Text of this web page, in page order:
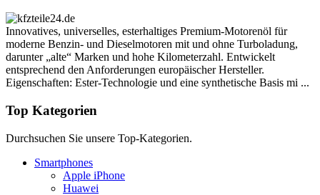
Innovatives, universelles, esterhaltiges Premium-Motorenöl für
moderne Benzin- und Dieselmotoren mit und ohne Turboladung,
darunter „alte“ Marken und hohe Kilometerzahl. Entwickelt
entsprechend den Anforderungen europäischer Hersteller.
Eigenschaften: Ester-Technologie und eine synthetische Basis mi ...
Top Kategorien
Durchsuchen Sie unsere Top-Kategorien.
Smartphones
Apple iPhone
Huawei